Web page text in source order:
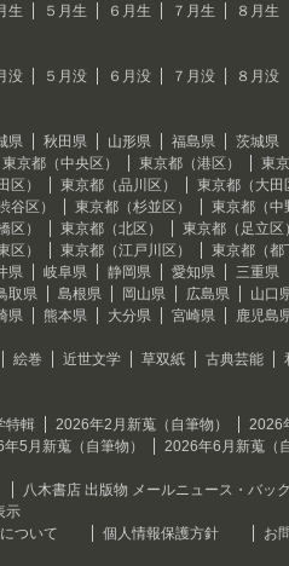
生 ５月生 ６月生 ７月生
８月生
没 ５月没 ６月没 ７月没
８月没
県 秋田県 山形県 福島県
茨城県
東京都（中央区） 東京都（港区）
東
区） 東京都（品川区）
東京都（大田
谷区） 東京都（杉並区）
東京都（中
区） 東京都（北区）
東京都（足立区
区） 東京都（江戸川区）
東京都（都
県 岐阜県 静岡県 愛知県
三重県
取県 島根県 岡山県 広島県
山口
県 熊本県 大分県 宮崎県
鹿児島
絵巻 近世文学 草双紙 古典芸能
特輯 2026年2月新蒐（自筆物）
2026
5月新蒐（自筆物）
2026年6月新蒐（
八木書店 出版物 メールニュース・バッ
示
ついて
個人情報保護方針
お